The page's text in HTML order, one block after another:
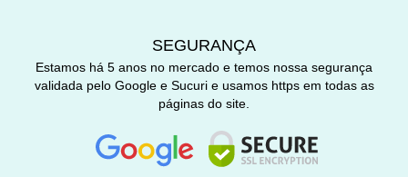
SEGURANÇA
Estamos há 5 anos no mercado e temos nossa segurança
validada pelo Google e Sucuri e usamos https em todas as
páginas do site.